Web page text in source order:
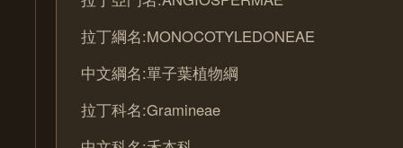
拉丁綱名:MONOCOTYLEDONEAE
中文綱名:單子葉植物綱
拉丁科名:Gramineae